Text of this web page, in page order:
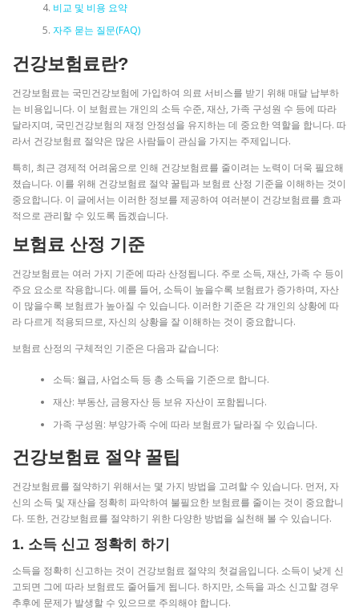
비교 및 비용 요약
자주 묻는 질문(FAQ)
건강보험료란?
건강보험료는 국민건강보험에 가입하여 의료 서비스를 받기 위해 매달 납부하
는 비용입니다. 이 보험료는 개인의 소득 수준, 재산, 가족 구성원 수 등에 따라
달라지며, 국민건강보험의 재정 안정성을 유지하는 데 중요한 역할을 합니다. 따
라서 건강보험료 절약은 많은 사람들이 관심을 가지는 주제입니다.
특히, 최근 경제적 어려움으로 인해 건강보험료를 줄이려는 노력이 더욱 필요해
졌습니다. 이를 위해 건강보험료 절약 꿀팁과 보험료 산정 기준을 이해하는 것이
중요합니다. 이 글에서는 이러한 정보를 제공하여 여러분이 건강보험료를 효과
적으로 관리할 수 있도록 돕겠습니다.
보험료 산정 기준
건강보험료는 여러 가지 기준에 따라 산정됩니다. 주로 소득, 재산, 가족 수 등이
주요 요소로 작용합니다. 예를 들어, 소득이 높을수록 보험료가 증가하며, 자산
이 많을수록 보험료가 높아질 수 있습니다. 이러한 기준은 각 개인의 상황에 따
라 다르게 적용되므로, 자신의 상황을 잘 이해하는 것이 중요합니다.
보험료 산정의 구체적인 기준은 다음과 같습니다:
소득: 월급, 사업소득 등 총 소득을 기준으로 합니다.
재산: 부동산, 금융자산 등 보유 자산이 포함됩니다.
가족 구성원: 부양가족 수에 따라 보험료가 달라질 수 있습니다.
건강보험료 절약 꿀팁
건강보험료를 절약하기 위해서는 몇 가지 방법을 고려할 수 있습니다. 먼저, 자
신의 소득 및 재산을 정확히 파악하여 불필요한 보험료를 줄이는 것이 중요합니
다. 또한, 건강보험료를 절약하기 위한 다양한 방법을 실천해 볼 수 있습니다.
1. 소득 신고 정확히 하기
소득을 정확히 신고하는 것이 건강보험료 절약의 첫걸음입니다. 소득이 낮게 신
고되면 그에 따라 보험료도 줄어들게 됩니다. 하지만, 소득을 과소 신고할 경우
추후에 문제가 발생할 수 있으므로 주의해야 합니다.